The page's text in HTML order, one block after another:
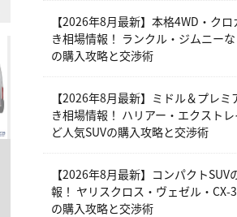
【2026年8月最新】本格4WD・クロ
き相場情報！ ランクル・ジムニー
の購入攻略と交渉術
【2026年8月最新】ミドル＆プレミ
き相場情報！ ハリアー・エクスト
ど人気SUVの購入攻略と交渉術
【2026年8月最新】コンパクトSUV
報！ ヤリスクロス・ヴェゼル・CX-
の購入攻略と交渉術